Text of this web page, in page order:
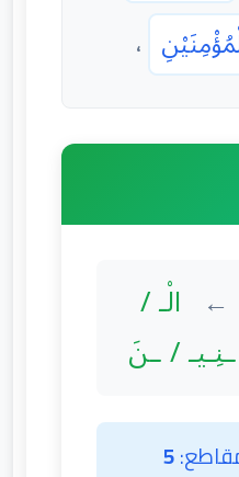
،
← الْـ /
/ ـنَ
5